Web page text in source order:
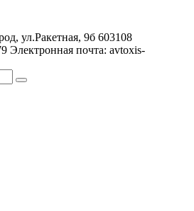
ул.Ракетная, 9б 603108
Электронная почта: avtoxis-